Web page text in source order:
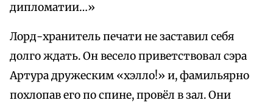
дипломатии…»
Лорд-хранитель печати не заставил себя
долго ждать. Он весело приветствовал сэра
Артура дружеским «хэлло!» и, фамильярно
похлопав его по спине, провёл в зал. Они